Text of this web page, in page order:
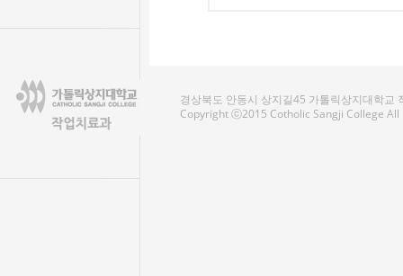
경상북도 안동시 상지길45 가톨릭상지대학교
Copyright ⓒ2015 Cotholic Sangji College